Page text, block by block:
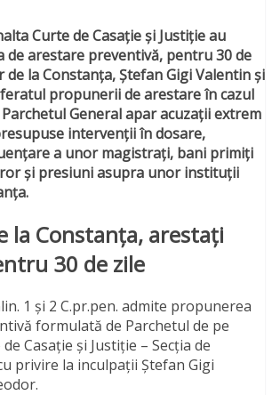
Curte de Casație și Justiție au
de arestare preventivă, pentru 30 de
la Constanța, Ștefan Gigi Valentin și
propunerii de arestare în cazul
General apar acuzații extrem
intervenții în dosare,
a unor magistrați, bani primiți
și presiuni asupra unor instituții
la Constanța, arestați
30 de zile
1 și 2 C.pr.pen. admite propunerea
formulată de Parchetul de pe
Casație și Justiție – Secția de
privire la inculpații Ștefan Gigi